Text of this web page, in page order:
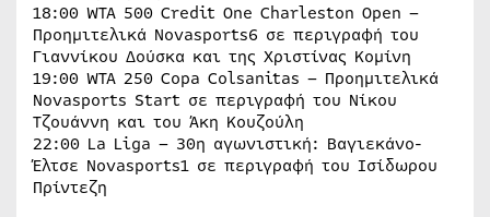
18:00 WTA 500 Credit One Charleston Open –
Προημιτελικά Novasports6 σε περιγραφή του
Γιαννίκου Δούσκα και της Χριστίνας Κομίνη
19:00 WTA 250 Copa Colsanitas – Προημιτελικά
Novasports Start σε περιγραφή του Νίκου
Τζουάννη και του Άκη Κουζούλη
22:00 La Liga – 30η αγωνιστική: Βαγιεκάνο-
Έλτσε Novasports1 σε περιγραφή του Ισίδωρου
Πρίντεζη